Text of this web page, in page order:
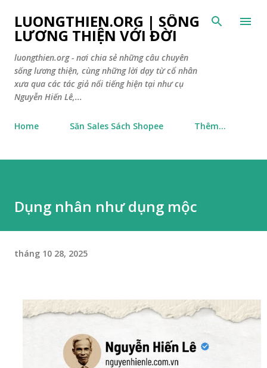
Chuyển đến nội dung chính
LUONGTHIEN.ORG | SỐNG
LƯƠNG THIỆN VỚI ĐỜI
luongthien.org - nơi chia sẻ những câu chuyên
sống lương thiện, cùng những lời dạy từ cổ nhân
xưa qua các tác giả nổi tiếng hiện tại như cụ
Nguyễn Hiến Lê,...
Home Săn Sales Sách Shopee Thêm…
Dụng nhân như dụng mộc
tháng 10 28, 2025